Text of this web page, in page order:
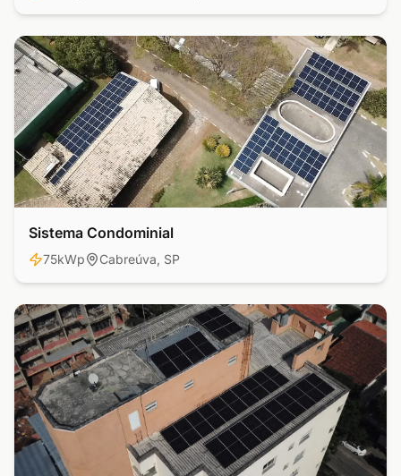
Residencial
Sistema Condominial
75kWp Cabreúva, SP